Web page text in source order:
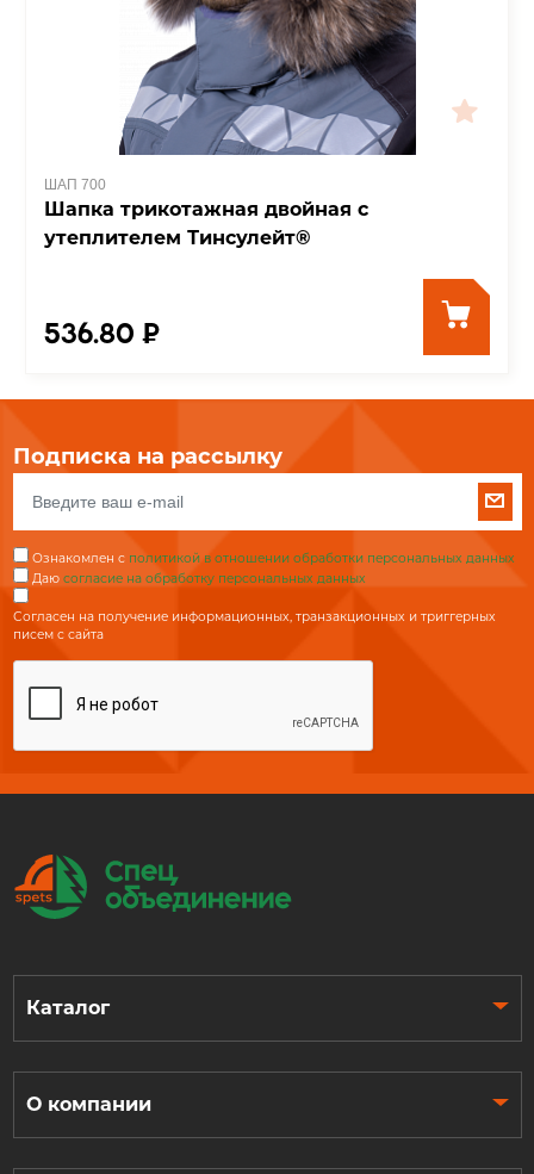
ШАП 700
Шапка трикотажная двойная с
утеплителем Тинсулейт®
536.80 ₽
Подписка на рассылку
Ознакомлен с политикой в отношении обработки персональных данных
Даю согласие на обработку персональных данных
Согласен на получение информационных, транзакционных и триггерных
писем с сайта
Каталог
О компании